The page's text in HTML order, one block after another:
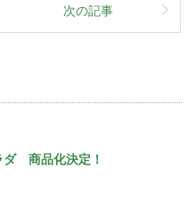
次の記事
商品化決定！